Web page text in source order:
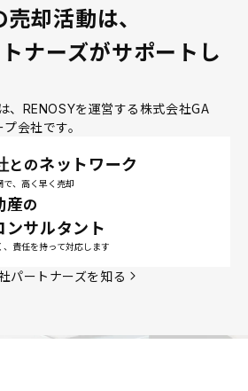
却活動は、
ナーズがサポートし
RENOSYを運営する株式会社GA
会社です。
とのネットワーク
、高く早く売却
産の
ンサルタント
責任を持って対応します
パートナーズを知る